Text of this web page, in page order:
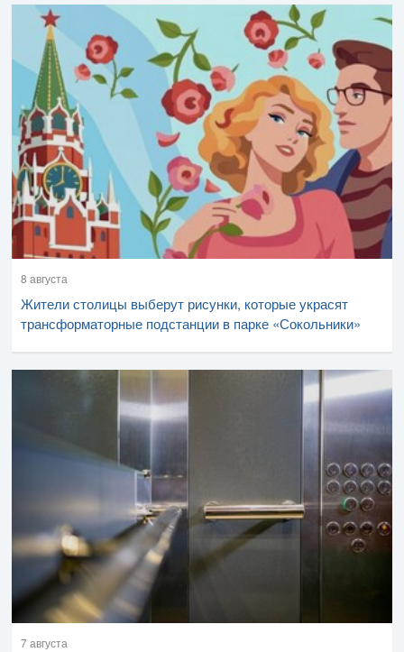
8 августа
Жители столицы выберут рисунки, которые украсят
трансформаторные подстанции в парке «Сокольники»
7 августа